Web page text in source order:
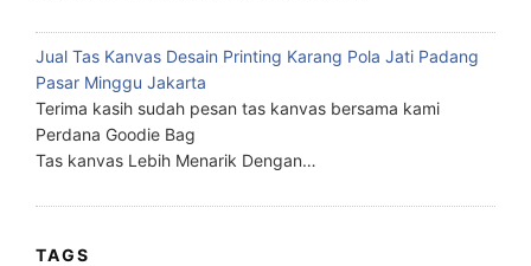
Jual Tas Kanvas Desain Printing Karang Pola Jati Padang
Pasar Minggu Jakarta
Terima kasih sudah pesan tas kanvas bersama kami
Perdana Goodie Bag
Tas kanvas Lebih Menarik Dengan…
TAGS